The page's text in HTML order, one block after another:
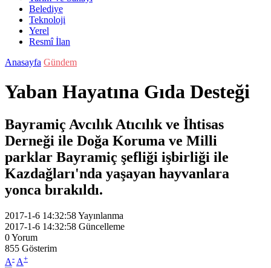
Belediye
Teknoloji
Yerel
Resmî İlan
Anasayfa Gündem
Yaban Hayatına Gıda Desteği
Bayramiç Avcılık Atıcılık ve İhtisas
Derneği ile Doğa Koruma ve Milli
parklar Bayramiç şefliği işbirliği ile
Kazdağları'nda yaşayan hayvanlara
yonca bırakıldı.
2017-1-6 14:32:58Yayınlanma
2017-1-6 14:32:58 Güncelleme
0Yorum
855 Gösterim
A- A+